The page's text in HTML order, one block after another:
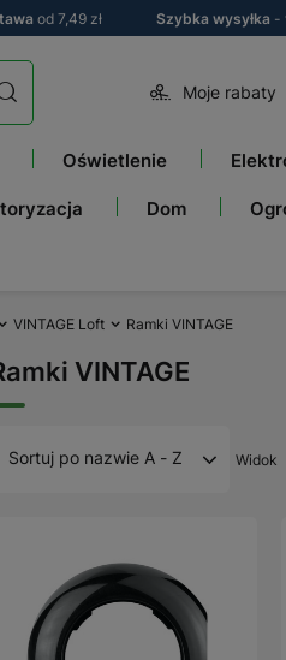
od 7,49 zł Szybka wysyłka -
Moje rabaty
Oświetlenie
Dom
VINTAGE Loft Ramki VINTAGE
VINTAGE
Sortuj po nazwie A - Z Widok